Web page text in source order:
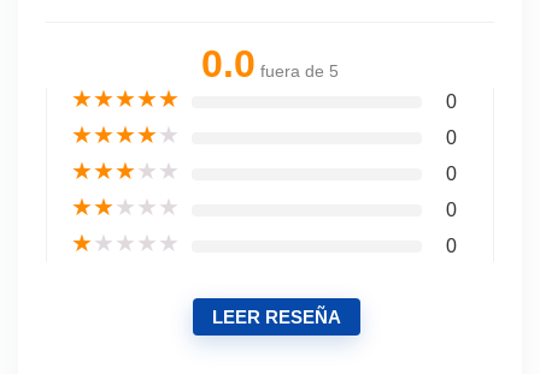
0.0 fuera de 5
★★★★★ 0
★★★★★ 0
★★★★★ 0
★★★★★ 0
★★★★★ 0
LEER RESEÑA